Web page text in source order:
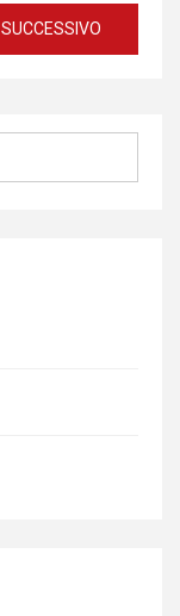
SUCCESSIVO